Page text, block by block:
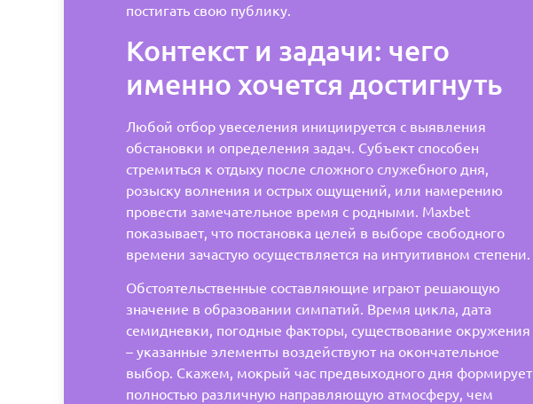
постигать свою публику.
Контекст и задачи: чего
именно хочется достигнуть
Любой отбор увеселения инициируется с выявления
обстановки и определения задач. Субъект способен
стремиться к отдыху после сложного служебного дня,
розыску волнения и острых ощущений, или намерению
провести замечательное время с родными. Maxbet
показывает, что постановка целей в выборе свободного
времени зачастую осуществляется на интуитивном степени.
Обстоятельственные составляющие играют решающую
значение в образовании симпатий. Время цикла, дата
семидневки, погодные факторы, существование окружения
– указанные элементы воздействуют на окончательное
выбор. Скажем, мокрый час предвыходного дня формирует
полностью различную направляющую атмосферу, чем